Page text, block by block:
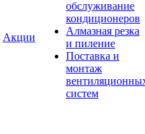
Акции
обслуживание
кондиционеров
Алмазная резка
и пиление
Поставка и
монтаж
систем